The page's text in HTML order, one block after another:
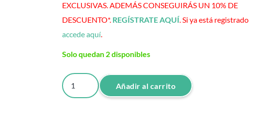
EXCLUSIVAS. ADEMÁS CONSEGUIRÁS UN 10% DE
DESCUENTO*. REGÍSTRATE AQUÍ. Si ya está registrado
accede aquí.
Solo quedan 2 disponibles
BlackFx
Clipper
Añadir al carrito